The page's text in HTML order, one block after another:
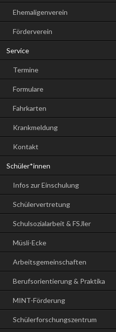
Ehemaligenverein
Förderverein
Service
Termine
Formulare
Fahrkarten
Krankmeldung
Kontakt
Schüler*innen
Infos zur Einschulung
Schülervertretung
Schulsozialarbeit & FSJler
Müsli-Ecke
Arbeitsgemeinschaften
Berufsorientierung & Praktika
MINT-Förderung
Schülerforschungszentrum